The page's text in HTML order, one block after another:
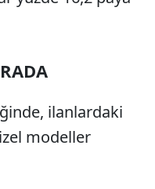
ilanlardaki
modeller